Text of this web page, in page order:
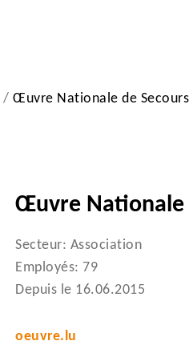
/ Œuvre Nationale de
Œuvre Nationale
Secteur: Association
Employés: 79
Depuis le 16.06.2015
oeuvre.lu